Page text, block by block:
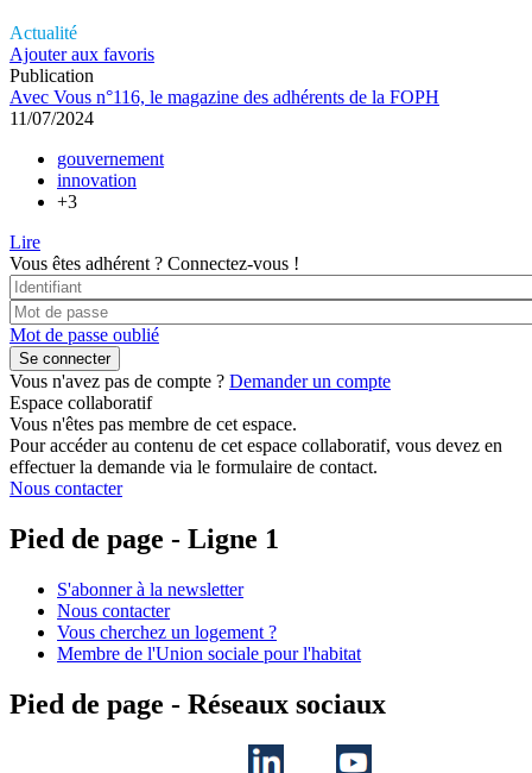
Actualité
Ajouter aux favoris
Publication
Avec Vous n°116, le magazine des adhérents de la FOPH
11/07/2024
gouvernement
innovation
+3
Lire
Vous êtes adhérent ? Connectez-vous !
Mot de passe oublié
Vous n'avez pas de compte ? Demander un compte
Espace collaboratif
Vous n'êtes pas membre de cet espace.
Pour accéder au contenu de cet espace collaboratif, vous devez en
effectuer la demande via le formulaire de contact.
Nous contacter
Pied de page - Ligne 1
S'abonner à la newsletter
Nous contacter
Vous cherchez un logement ?
Membre de l'Union sociale pour l'habitat
Pied de page - Réseaux sociaux